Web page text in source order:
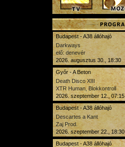
Budapest - A38 állóhajó
Darkways
elő: denevér
2026. augusztus 30., 18:30
Győr - A Beton
Death Disco XIII
XTR Human, Blokkontroll
2026. szeptember 12., 07:15
Budapest - A38 állóhajó
Descartes a Kant
Zaj Prod.
2026. szeptember 22., 18:30
Budapest - A38 állóhajó